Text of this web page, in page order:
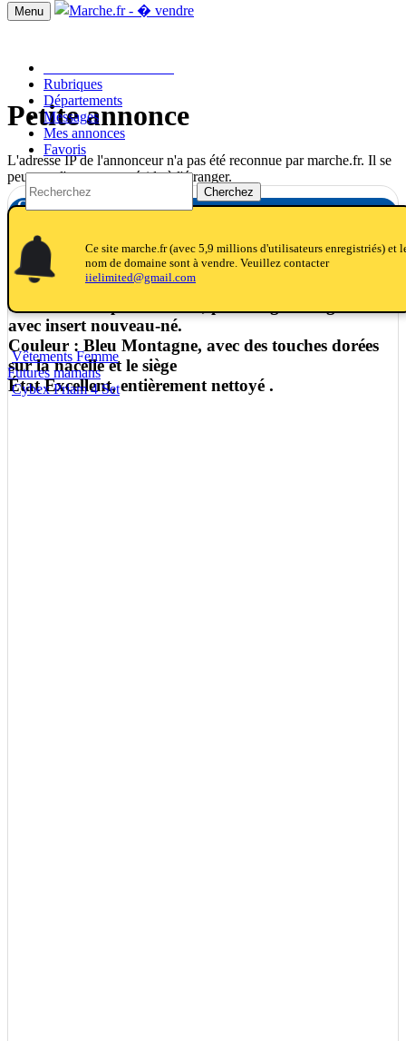
Menu
Rubriques
Départements
Messages
Mes annonces
Favoris
Cherchez
notifications
notifications
Ce site marche.fr (avec 5,9 millions d'utilisateurs enregistriés) et
nom de domaine sont à vendre. Veuillez contacter
iielimited@gmail.com
Vêtements Femme
Futures mamans
Cybex Priam 4 Set
Petite annonce
L'adresse IP de l'annonceur n'a pas été reconnue par marche.fr. Il se
peut que l'annonceur réside à l'étranger.
Cybex Priam 4 Set
Poussette Cybex Priam 4 avec détails dorés,
ensemble complet : nacelle, pack siège et siège auto
avec insert nouveau-né.
Couleur : Bleu Montagne, avec des touches dorées
sur la nacelle et le siège
État Excellent, entièrement nettoyé .